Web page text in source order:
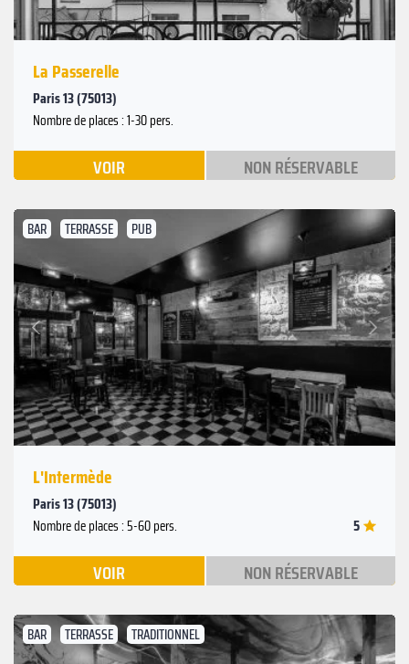
La Passerelle
Paris 13 (75013)
Nombre de places : 1-30 pers.
VOIR NON RÉSERVABLE
BAR TERRASSE PUB
Précédent
Suivant
L'Intermède
Paris 13 (75013)
Nombre de places : 5-60 pers. 5
VOIR NON RÉSERVABLE
BAR TERRASSE TRADITIONNEL